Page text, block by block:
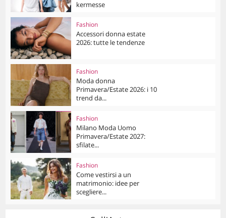
kermesse
Fashion
Accessori donna estate
2026: tutte le tendenze
Fashion
Moda donna
Primavera/Estate 2026: i 10
trend da...
Fashion
Milano Moda Uomo
Primavera/Estate 2027:
sfilate...
Fashion
Come vestirsi a un
matrimonio: idee per
scegliere...